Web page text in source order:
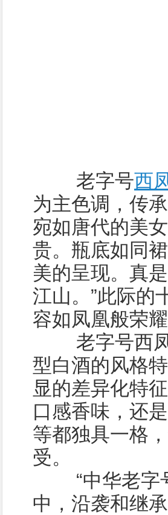
老字号西
为主色调，传
宛如唐代的美
贵。瓶底如同
美的呈现。真
江山。”此际的
容如凤凰般荣
老字号西凤
型白酒的风格
显的差异化特
口感香味，还
等都独具一格
受。
“中华老字号
中，沿袭和继